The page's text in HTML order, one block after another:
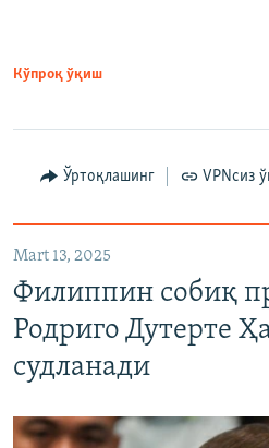
Кўпроқ ўқиш
Ўртоқлашинг VPNсиз
Mart 13, 2025
Филиппин собиқ
Родриго Дутерте
судланади